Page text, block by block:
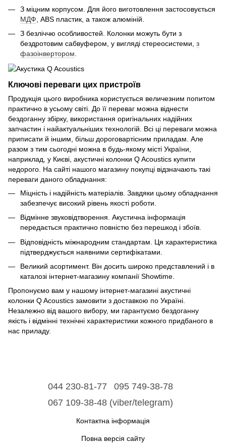
З міцним корпусом. Для його виготовлення застосовується
МДФ , ABS пластик, а також алюміній.
З безліччю особливостей. Колонки можуть бути з
бездротовим сабвуфером, у вигляді стереосистеми, з
фазоінвертором.
Ключові переваги цих пристроїв
Продукція цього виробника користується величезним попитом
практично в усьому світі. До її переваг можна віднести
бездоганну збірку, використання оригінальних надійних
запчастин і найактуальніших технологій. Всі ці переваги можна
приписати й іншим, більш дороговартісним приладам. Але
разом з тим сьогодні можна в будь-якому місті України,
наприклад, у Києві, акустичні колонки Q Acoustics купити
недорого. На сайті нашого магазину покупці відзначають такі
переваги даного обладнання:
Міцність і надійність матеріалів. Завдяки цьому обладнання
забезпечує високий рівень якості роботи.
Відмінне звуковідтворення. Акустична інформація
передається практично повністю без перешкод і збоїв.
Відповідність міжнародним стандартам. Ця характеристика
підтверджується наявними сертифікатами.
Великий асортимент. Він досить широко представлений і в
каталозі інтернет-магазину компанії Showtime.
Пропонуємо вам у нашому інтернет-магазині акустичні
колонки Q Acoustics замовити з доставкою по Україні.
Незалежно від вашого вибору, ми гарантуємо бездоганну
якість і відмінні технічні характеристики кожного придбаного в
нас приладу.
044 230-81-77
095 749-38-78
067 109-38-48 (viber/telegram)
Контактна інформація
Повна версія сайту